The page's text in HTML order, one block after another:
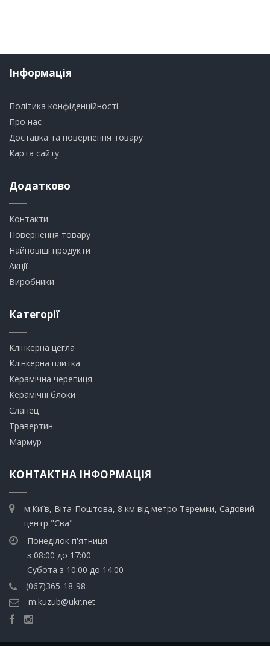
Інформація
Політика конфіденційності
Про нас
Доставка та повернення товару
Карта сайту
Додатково
Контакти
Повернення товару
Найновіші продукти
Акції
Виробники
Категорії
Клінкерна цегла
​Клінкерна плитка
​Керамічна черепиця
​Керамічні блоки
​Сланец
Травертин​
​Мармур
КОНТАКТНА ІНФОРМАЦІЯ
м.Київ, Віта-Поштова, 8 км від метро Теремки, Садовий
центр "Єва"
Понеділок п'ятниця
з 08:00 до 17:00
Субота з 10:00 до 14:00
(067)365-18-98
m.kuzub@ukr.net